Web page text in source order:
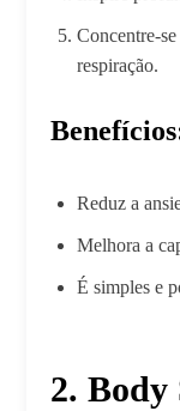
Concentre-
respiração.
Reduz a
Melhora a
É simples e
2.